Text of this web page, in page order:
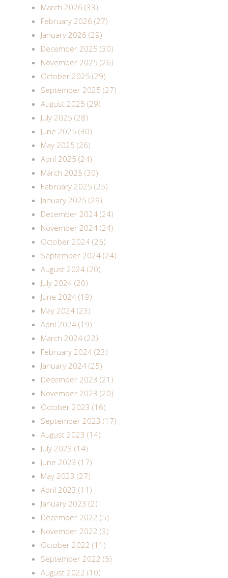
March 2026 (33)
February 2026 (27)
January 2026 (29)
December 2025 (30)
November 2025 (26)
October 2025 (29)
September 2025 (27)
August 2025 (29)
July 2025 (28)
June 2025 (30)
May 2025 (26)
April 2025 (24)
March 2025 (30)
February 2025 (25)
January 2025 (29)
December 2024 (24)
November 2024 (24)
October 2024 (25)
September 2024 (24)
August 2024 (20)
July 2024 (20)
June 2024 (19)
May 2024 (23)
April 2024 (19)
March 2024 (22)
February 2024 (23)
January 2024 (25)
December 2023 (21)
November 2023 (20)
October 2023 (16)
September 2023 (17)
August 2023 (14)
July 2023 (14)
June 2023 (17)
May 2023 (27)
April 2023 (11)
January 2023 (2)
December 2022 (5)
November 2022 (3)
October 2022 (11)
September 2022 (5)
August 2022 (10)